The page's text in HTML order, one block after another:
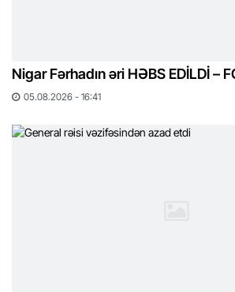
Nigar Fərhadın əri HƏBS EDİLDİ –
05.08.2026 - 16:41